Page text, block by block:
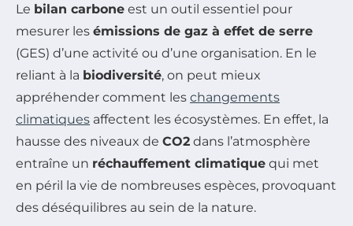
Le bilan carbone est un outil essentiel pour
mesurer les émissions de gaz à effet de serre
(GES) d’une activité ou d’une organisation. En le
reliant à la biodiversité, on peut mieux
appréhender comment les changements
climatiques affectent les écosystèmes. En effet, la
hausse des niveaux de CO2 dans l’atmosphère
entraîne un réchauffement climatique qui met
en péril la vie de nombreuses espèces, provoquant
des déséquilibres au sein de la nature.